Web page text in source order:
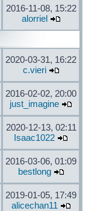
2016-11-08, 15:22
alorriel
2020-03-31, 16:22
c.vieri
2016-02-02, 20:00
just_imagine
2020-12-13, 02:11
Isaac1022
2016-03-06, 01:09
bestlong
2019-01-05, 17:49
alicechan11